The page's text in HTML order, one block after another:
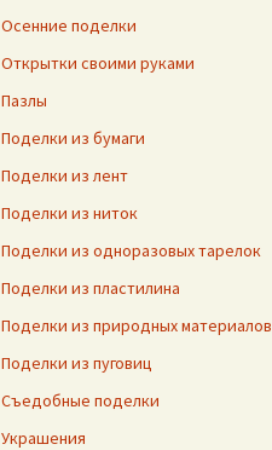
Осенние поделки
Открытки своими руками
Пазлы
Поделки из бумаги
Поделки из лент
Поделки из ниток
Поделки из одноразовых тарелок
Поделки из пластилина
Поделки из природных материалов
Поделки из пуговиц
Съедобные поделки
Украшения